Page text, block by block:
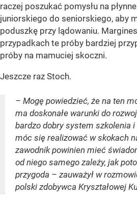
raczej poszukać pomysłu na
juniorskiego do seniorskiego, aby
poduszkę przy lądowaniu.
przypadkach te próby bardziej
próby na mamuciej skoczni.
Jeszcze raz Stoch.
– Mogę powiedzieć, że na ten
ma doskonałe warunki do
bardzo dobry system szkolenia
móc się realizować w skokach
zawodnik powinien mieć
od niego samego zależy, jak
przygoda – zauważył w
polski zdobywca Kryształowej